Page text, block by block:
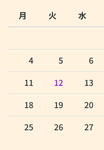
月
火 水
4
5 6
11
12 13
18
19 20
25
26 27